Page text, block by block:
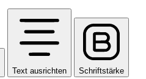
Text ausrichten Schriftstärke